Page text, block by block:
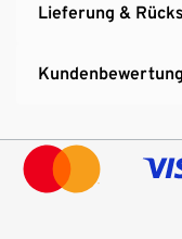
Lieferung &